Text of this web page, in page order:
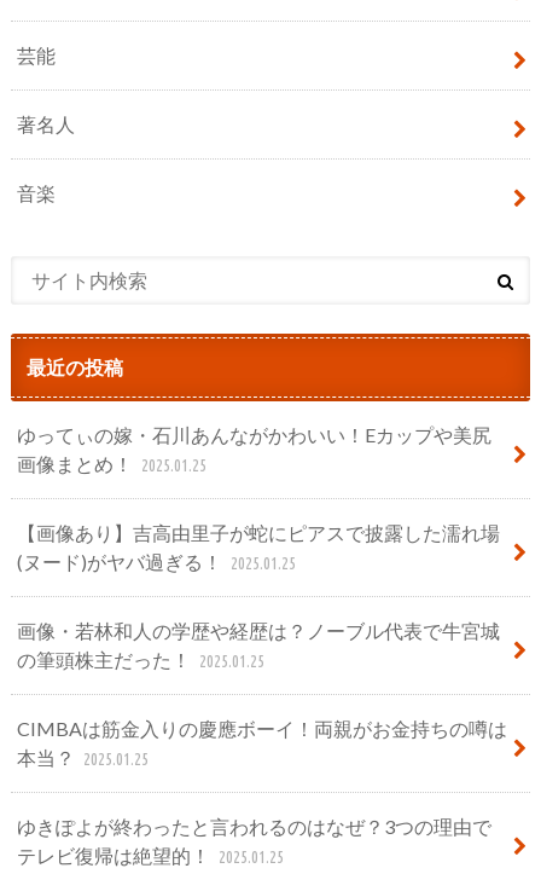
芸能
著名人
音楽
最近の投稿
ゆってぃの嫁・石川あんながかわいい！Eカップや美尻
画像まとめ！
2025.01.25
【画像あり】吉高由里子が蛇にピアスで披露した濡れ場
(ヌード)がヤバ過ぎる！
2025.01.25
画像・若林和人の学歴や経歴は？ノーブル代表で牛宮城
の筆頭株主だった！
2025.01.25
CIMBAは筋金入りの慶應ボーイ！両親がお金持ちの噂は
本当？
2025.01.25
ゆきぽよが終わったと言われるのはなぜ？3つの理由で
テレビ復帰は絶望的！
2025.01.25